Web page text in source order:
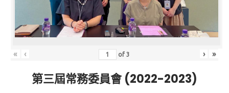
« ‹ of3 › »
第三屆常務委員會 (2022-2023)